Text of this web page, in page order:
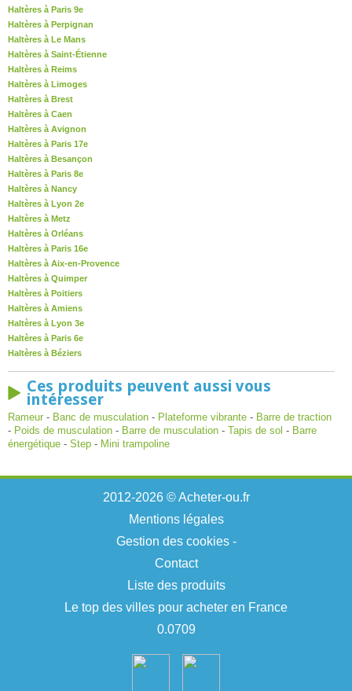
Haltères à Paris 9e
Haltères à Perpignan
Haltères à Le Mans
Haltères à Saint-Étienne
Haltères à Reims
Haltères à Limoges
Haltères à Brest
Haltères à Caen
Haltères à Avignon
Haltères à Paris 17e
Haltères à Besançon
Haltères à Paris 8e
Haltères à Nancy
Haltères à Lyon 2e
Haltères à Metz
Haltères à Orléans
Haltères à Paris 16e
Haltères à Aix-en-Provence
Haltères à Quimper
Haltères à Poitiers
Haltères à Amiens
Haltères à Lyon 3e
Haltères à Paris 6e
Haltères à Béziers
Ces produits peuvent aussi vous
intéresser
Rameur - Banc de musculation - Plateforme vibrante - Barre de traction
- Poids de musculation - Barre de musculation - Tapis de sol - Barre
énergétique - Step - Mini trampoline
2012-2026 © Acheter-ou.fr
Mentions légales
Gestion des cookies-
Contact
Liste des produits
Le top des villes pour acheter en France
0.0709